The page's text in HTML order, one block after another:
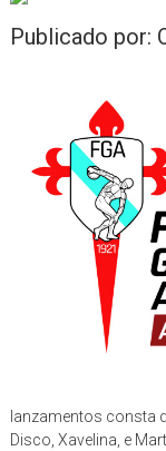
Publicado por:
lanzamentos consta
Disco, Xavelina, e